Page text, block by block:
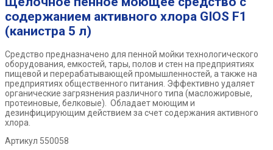
содержанием активного хлора GIOS F1
(канистра 5 л)
Средство предназначено для пенной мойки технологического
оборудования, емкостей, тары, полов и стен на предприятиях
пищевой и перерабатывающей промышленностей, а также на
предприятиях общественного питания. Эффективно удаляет
органические загрязнения различного типа (масложировые,
протеиновые, белковые). Обладает моющим и
дезинфицирующим действием за счет содержания активного
хлора.
Артикул 550058